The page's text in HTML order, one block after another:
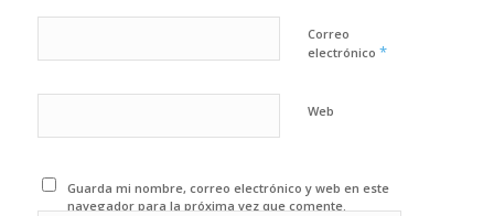
Correo
electrónico *
Web
Guarda mi nombre, correo electrónico y web en este
navegador para la próxima vez que comente.